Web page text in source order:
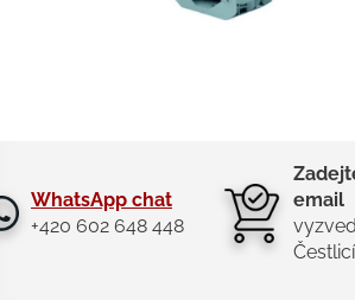
WhatsApp chat
+420 602 648 448
email